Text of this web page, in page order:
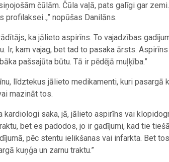
čūlām. Čūla vaļā, pats galīgi gar
nopūšas Danilāns.
ka jālieto aspirīns. To vajadzības
Ir, kam vajag, bet tad to pasaka ārsts.
pašsajūta būtu. Tā ir pēdējā muļķība.”
līdztekus jālieto medikamenti, kuri pasargā
mazināt tos.
kardiologi saka, jā, jālieto aspirīns vai
bet es padodos, jo ir gadījumi, kad tie
pēc stentu ielikšanas vai infarkta. Bet
kuņģa un zarnu traktu.”